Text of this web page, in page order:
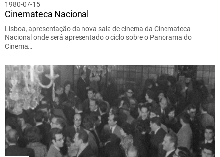
1980-07-15
Cinemateca Nacional
Lisboa, apresentação da nova sala de cinema da Cinemateca
Nacional onde será apresentado o ciclo sobre o Panorama do
Cinema…